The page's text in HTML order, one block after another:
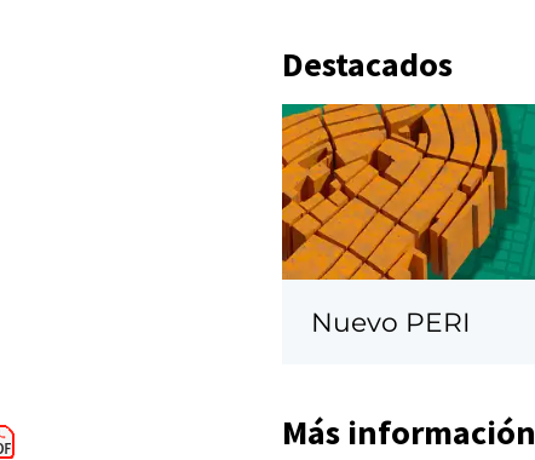
Destacados
Nuevo PERI
Más información